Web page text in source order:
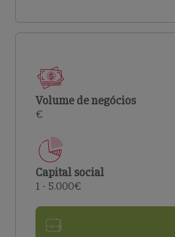
Volume de negócios
€
Capital social
1 - 5.000€